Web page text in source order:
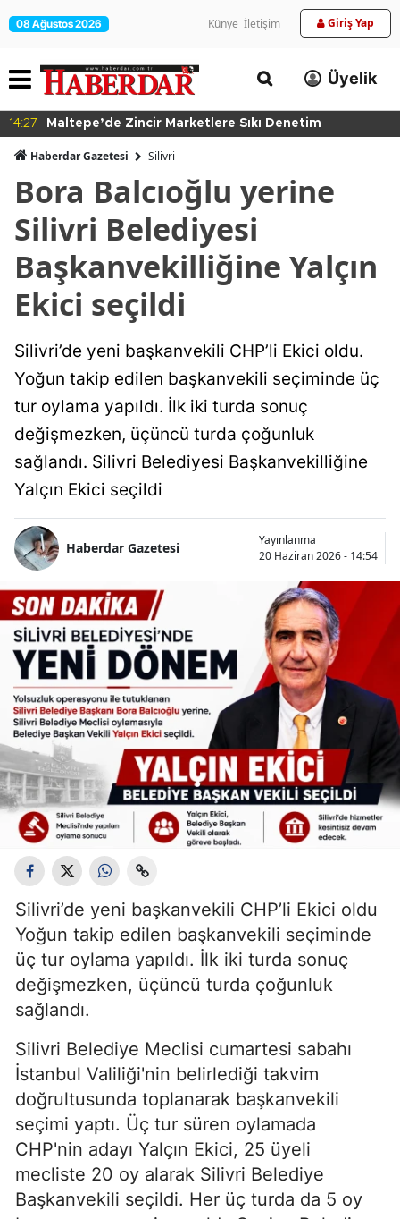
08 Ağustos 2026 Künye İletişim Giriş Yap
Üyelik
14:27 Maltepe’de Zincir Marketlere Sıkı Denetim
Haberdar Gazetesi Silivri
Bora Balcıoğlu yerine
Silivri Belediyesi
Başkanvekilliğine Yalçın
Ekici seçildi
Silivri’de yeni başkanvekili CHP’li Ekici oldu.
Yoğun takip edilen başkanvekili seçiminde üç
tur oylama yapıldı. İlk iki turda sonuç
değişmezken, üçüncü turda çoğunluk
sağlandı. Silivri Belediyesi Başkanvekilliğine
Yalçın Ekici seçildi
Haberdar Gazetesi
Yayınlanma
20 Haziran 2026 - 14:54
Silivri’de yeni başkanvekili CHP’li Ekici oldu
Yoğun takip edilen başkanvekili seçiminde
üç tur oylama yapıldı. İlk iki turda sonuç
değişmezken, üçüncü turda çoğunluk
sağlandı.
Silivri Belediye Meclisi cumartesi sabahı
İstanbul Valiliği'nin belirlediği takvim
doğrultusunda toplanarak başkanvekili
seçimi yaptı. Üç tur süren oylamada
CHP'nin adayı Yalçın Ekici, 25 üyeli
mecliste 20 oy alarak Silivri Belediye
Başkanvekili seçildi. Her üç turda da 5 oy